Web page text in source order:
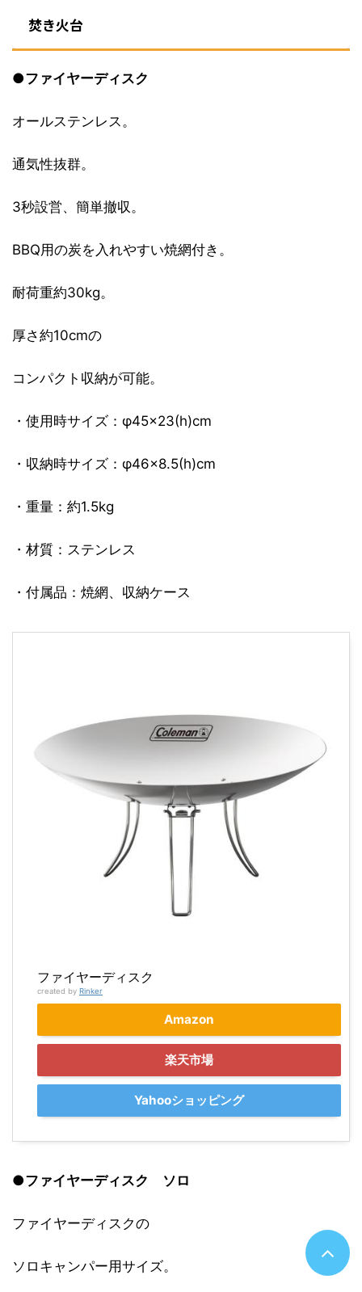
焚き火台
●ファイヤーディスク
オールステンレス。
通気性抜群。
3秒設営、簡単撤収。
BBQ用の炭を入れやすい焼網付き。
耐荷重約30kg。
厚さ約10cmの
コンパクト収納が可能。
・使用時サイズ：φ45×23(h)cm
・収納時サイズ：φ46×8.5(h)cm
・重量：約1.5kg
・材質：ステンレス
・付属品：焼網、収納ケース
ファイヤーディスク
created by Rinker
Amazon
楽天市場
Yahooショッピング
●ファイヤーディスク ソロ
ファイヤーディスクの
ソロキャンパー用サイズ。